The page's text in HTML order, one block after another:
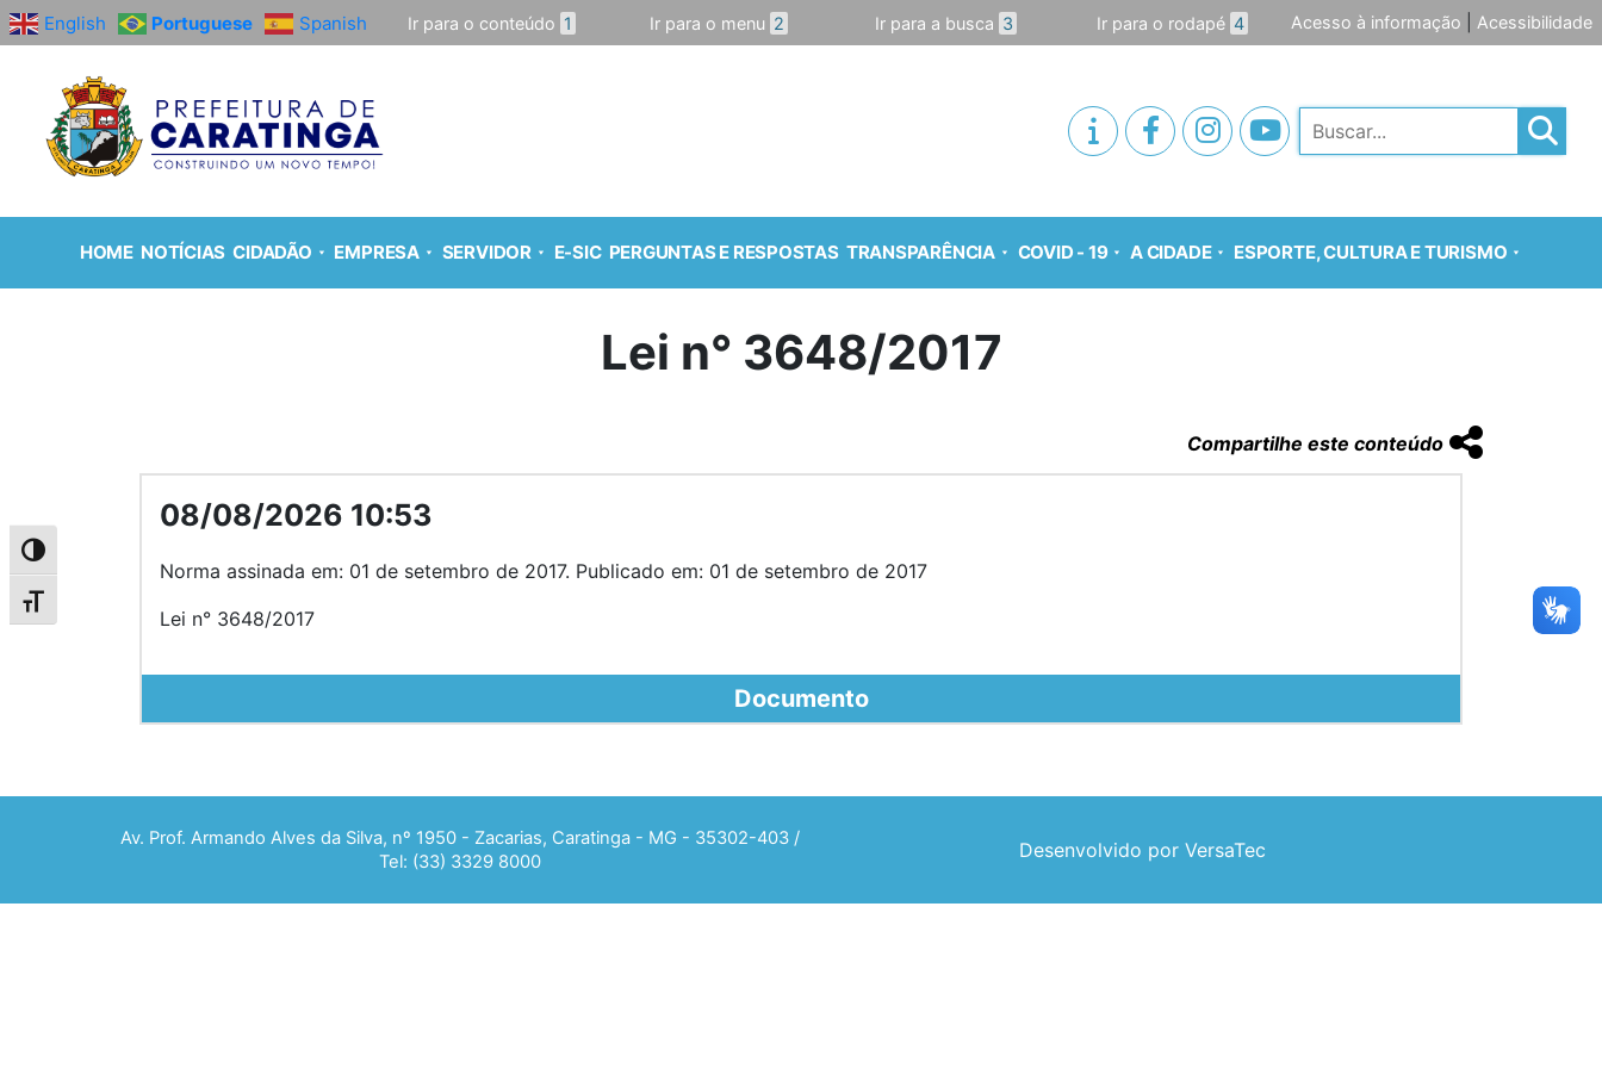
Alternar alto contraste
Alternar tamanho da fonte
English Portuguese Spanish Ir para o conteúdo 1 Ir para o menu 2 Ir para a busca 3 Ir para o rodapé 4 Acesso à informação Acessibilidade
Pesquisar
HOME NOTÍCIAS CIDADÃO EMPRESA SERVIDOR E-SIC PERGUNTAS E RESPOSTAS TRANSPARÊNCIA COVID - 19 A CIDADE ESPORTE, CULTURA E TURISMO
Lei n° 3648/2017
Compartilhe este conteúdo
08/08/2026 10:53
Norma assinada em: 01 de setembro de 2017. Publicado em: 01 de setembro de 2017
Lei n° 3648/2017
Documento
Av. Prof. Armando Alves da Silva, nº 1950 - Zacarias, Caratinga - MG - 35302-403 /
Tel: (33) 3329 8000
Desenvolvido por VersaTec